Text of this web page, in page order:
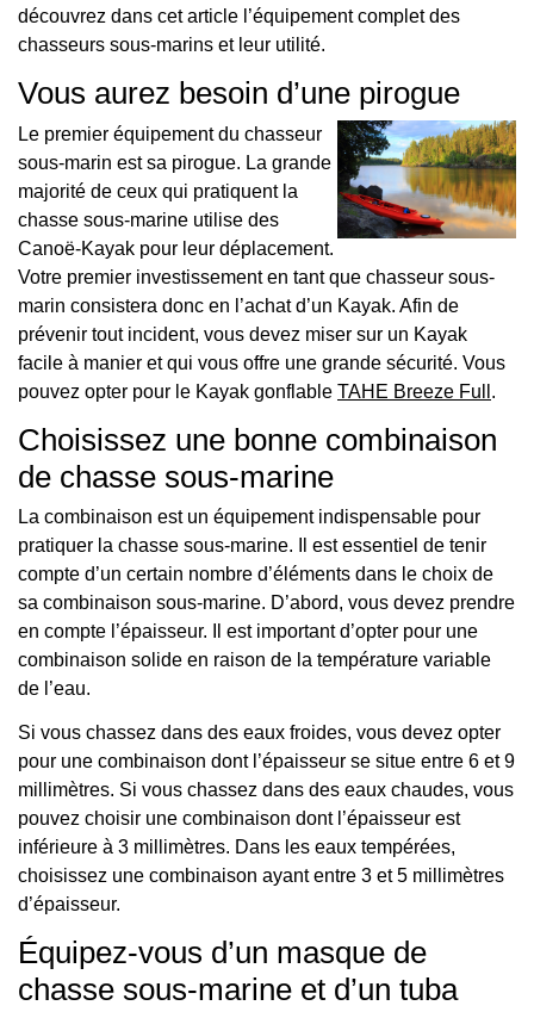
découvrez dans cet article l’équipement complet des
chasseurs sous-marins et leur utilité.
Vous aurez besoin d’une pirogue
Le premier équipement du chasseur
sous-marin est sa pirogue. La grande
majorité de ceux qui pratiquent la
chasse sous-marine utilise des
Canoë-Kayak pour leur déplacement.
Votre premier investissement en tant que chasseur sous-
marin consistera donc en l’achat d’un Kayak. Afin de
prévenir tout incident, vous devez miser sur un Kayak
facile à manier et qui vous offre une grande sécurité. Vous
pouvez opter pour le Kayak gonflable TAHE Breeze Full .
Choisissez une bonne combinaison
de chasse sous-marine
La combinaison est un équipement indispensable pour
pratiquer la chasse sous-marine. Il est essentiel de tenir
compte d’un certain nombre d’éléments dans le choix de
sa combinaison sous-marine. D’abord, vous devez prendre
en compte l’épaisseur. Il est important d’opter pour une
combinaison solide en raison de la température variable
de l’eau.
Si vous chassez dans des eaux froides, vous devez opter
pour une combinaison dont l’épaisseur se situe entre 6 et 9
millimètres. Si vous chassez dans des eaux chaudes, vous
pouvez choisir une combinaison dont l’épaisseur est
inférieure à 3 millimètres. Dans les eaux tempérées,
choisissez une combinaison ayant entre 3 et 5 millimètres
d’épaisseur.
Équipez-vous d’un masque de
chasse sous-marine et d’un tuba